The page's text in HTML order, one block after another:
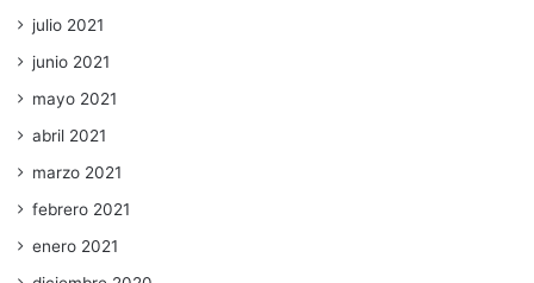
julio 2021
junio 2021
mayo 2021
abril 2021
marzo 2021
febrero 2021
enero 2021